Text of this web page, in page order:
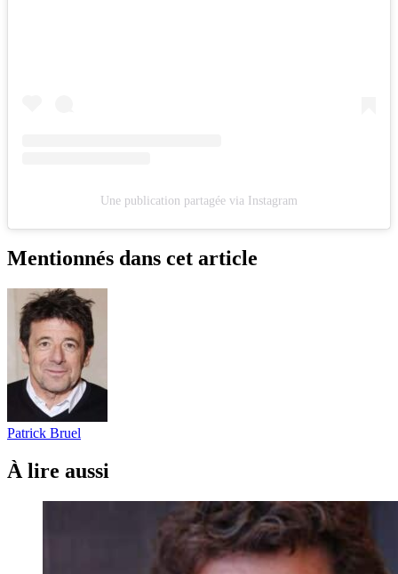
Une publication partagée via Instagram
Mentionnés dans cet article
Patrick Bruel
À lire aussi